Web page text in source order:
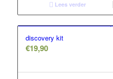
Lees verder
discovery kit
€19,90